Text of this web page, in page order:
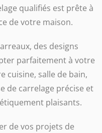
qualifiés est prête à
de votre maison.
des designs
parfaitement à votre
cuisine, salle de bain,
de carrelage précise et
plaisants.
de vos projets de